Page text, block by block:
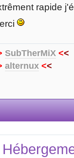
rapide
SubTherMiX <<
alternux <<